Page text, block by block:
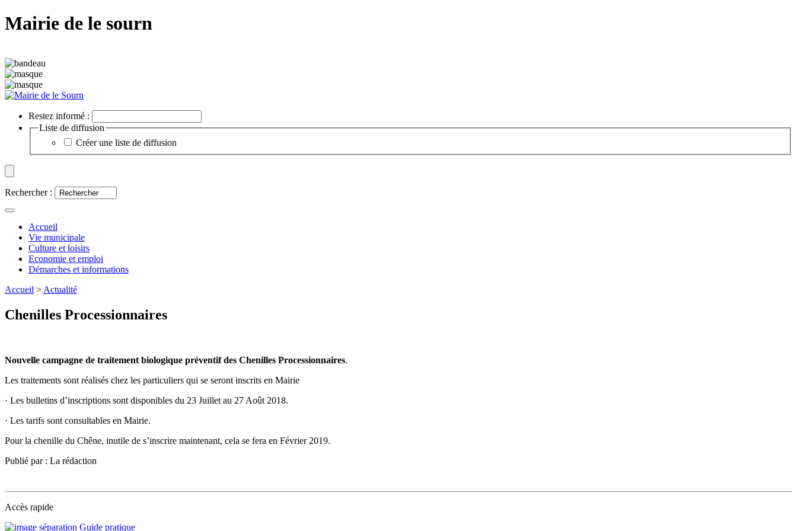
Mairie de le sourn
Restez informé :
Liste de diffusion
Créer une liste de diffusion
Rechercher :
Accueil
Vie municipale
Culture et loisirs
Economie et emploi
Démarches et informations
Accueil >Actualité
Chenilles Processionnaires
Nouvelle campagne de traitement biologique préventif des Chenilles Processionnaires.
Les traitements sont réalisés chez les particuliers qui se seront inscrits en Mairie
· Les bulletins d’inscriptions sont disponibles du 23 Juillet au 27 Août 2018.
· Les tarifs sont consultables en Mairie.
Pour la chenille du Chêne, inutile de s’inscrire maintenant, cela se fera en Février 2019.
Publié par : La rédaction
Accès rapide
Guide pratique